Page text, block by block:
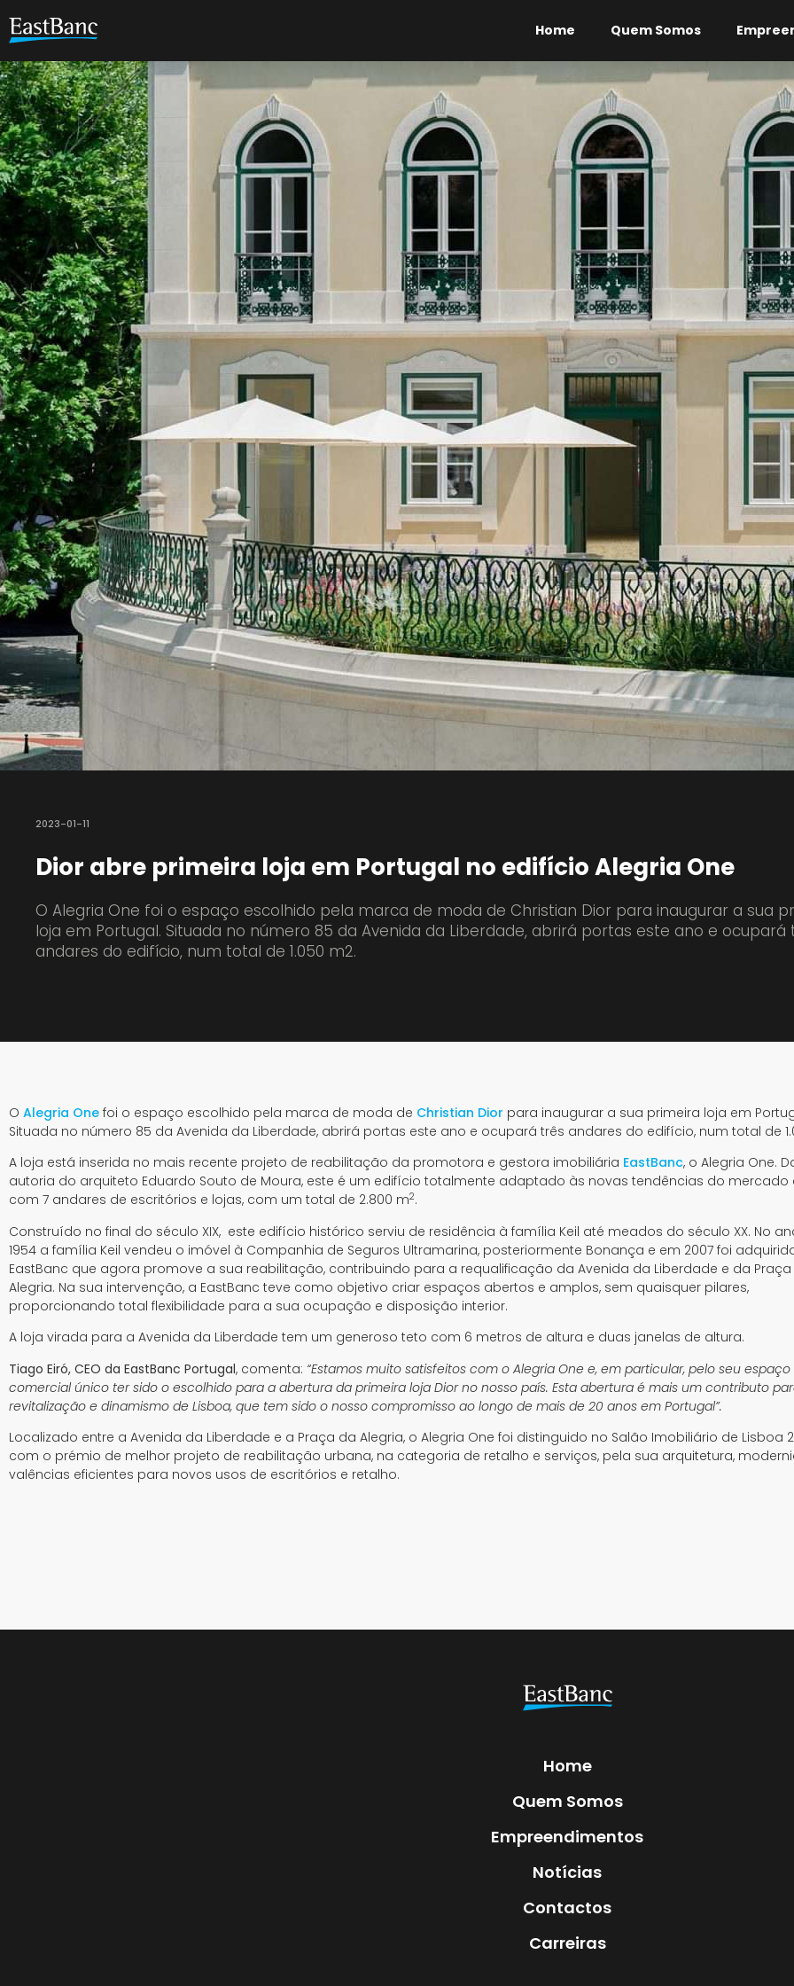
Home Quem Somos
2023-01-11
Dior abre primeira loja em Portugal no edifício Alegria One
O Alegria One foi o espaço escolhido pela marca de moda de Christian Dior para inaugurar a sua
loja em Portugal. Situada no número 85 da Avenida da Liberdade, abrirá portas este ano e ocupará
andares do edifício, num total de 1.050 m2.
O Alegria One foi o espaço escolhido pela marca de moda de Christian Dior para inaugurar a sua primeira loja em
Situada no número 85 da Avenida da Liberdade, abrirá portas este ano e ocupará três andares do edifício, num total de
A loja está inserida no mais recente projeto de reabilitação da promotora e gestora imobiliária EastBanc, o Alegria One.
autoria do arquiteto Eduardo Souto de Moura, este é um edifício totalmente adaptado às novas tendências do mercado
com 7 andares de escritórios e lojas, com um total de 2.800 m2.
Construído no final do século XIX, este edifício histórico serviu de residência à família Keil até meados do século XX. No
1954 a família Keil vendeu o imóvel à Companhia de Seguros Ultramarina, posteriormente Bonança e em 2007 foi
EastBanc que agora promove a sua reabilitação, contribuindo para a requalificação da Avenida da Liberdade e da
Alegria. Na sua intervenção, a EastBanc teve como objetivo criar espaços abertos e amplos, sem quaisquer pilares,
proporcionando total flexibilidade para a sua ocupação e disposição interior.
A loja virada para a Avenida da Liberdade tem um generoso teto com 6 metros de altura e duas janelas de altura.
Tiago Eiró, CEO da EastBanc Portugal, comenta: “Estamos muito satisfeitos com o Alegria One e, em particular, pelo seu espaço
comercial único ter sido o escolhido para a abertura da primeira loja Dior no nosso país. Esta abertura é mais um contributo
revitalização e dinamismo de Lisboa, que tem sido o nosso compromisso ao longo de mais de 20 anos em Portugal”.
Localizado entre a Avenida da Liberdade e a Praça da Alegria, o Alegria One foi distinguido no Salão Imobiliário de Lisboa
com o prémio de melhor projeto de reabilitação urbana, na categoria de retalho e serviços, pela sua arquitetura,
valências eficientes para novos usos de escritórios e retalho.
Home
Quem Somos
Empreendimentos
Notícias
Contactos
Carreiras